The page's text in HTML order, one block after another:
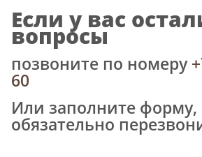
Если у вас
вопросы
позвоните по номеру
60
Или заполните
обязательно